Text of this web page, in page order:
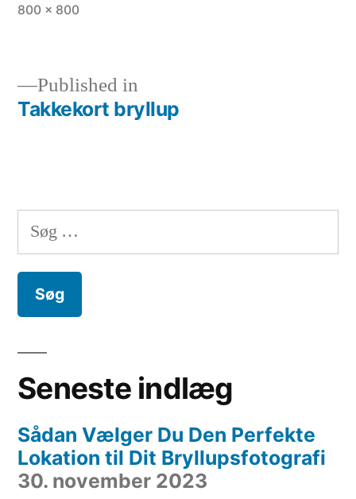
Full
800 × 800
Indlægsnavigation
Published in
Takkekort bryllup
Søg
efter:
Seneste indlæg
Sådan Vælger Du Den Perfekte
Lokation til Dit Bryllupsfotografi
30. november 2023